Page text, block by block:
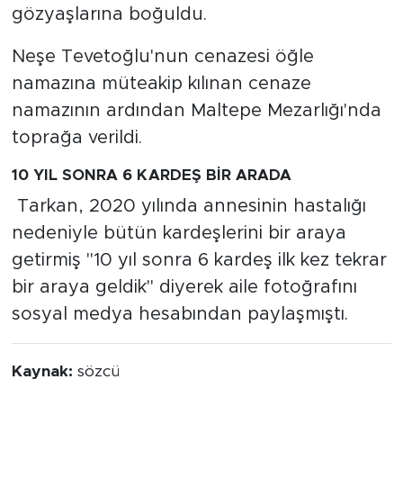
gözyaşlarına boğuldu.
Neşe Tevetoğlu'nun cenazesi öğle
namazına müteakip kılınan cenaze
namazının ardından Maltepe Mezarlığı'nda
toprağa verildi.
10 YIL SONRA 6 KARDEŞ BİR ARADA
Tarkan, 2020 yılında annesinin hastalığı
nedeniyle bütün kardeşlerini bir araya
getirmiş "10 yıl sonra 6 kardeş ilk kez tekrar
bir araya geldik" diyerek aile fotoğrafını
sosyal medya hesabından paylaşmıştı.
Kaynak: sözcü